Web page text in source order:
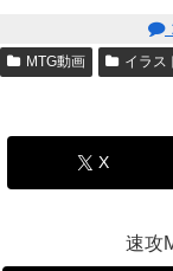
MTG動画 イラス
X
速攻